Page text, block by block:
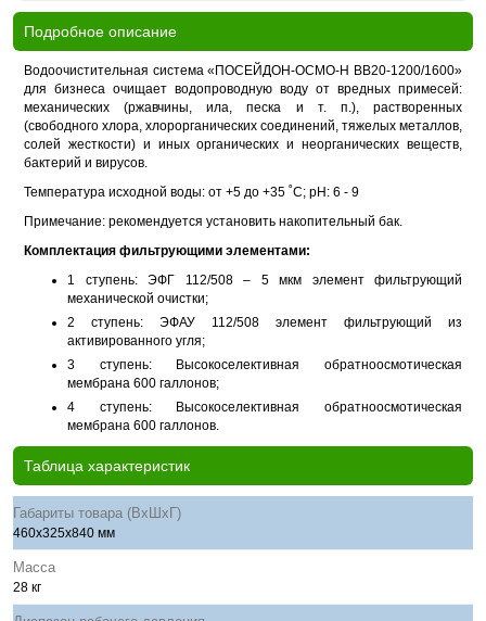
Подробное описание
Водоочистительная система «ПОСЕЙДОН-ОСМО-Н BB20-1200/1600»
для бизнеса очищает водопроводную воду от вредных примесей:
механических (ржавчины, ила, песка и т. п.), растворенных
(свободного хлора, хлорорганических соединений, тяжелых металлов,
солей жесткости) и иных органических и неорганических веществ,
бактерий и вирусов.
Температура исходной воды: от +5 до +35 ˚С; pH: 6 - 9
Примечание: рекомендуется установить накопительный бак.
Комплектация фильтрующими элементами:
1 ступень: ЭФГ 112/508 – 5 мкм элемент фильтрующий
механической очистки;
2 ступень: ЭФАУ 112/508 элемент фильтрующий из
активированного угля;
3 ступень: Высокоселективная обратноосмотическая
мембрана 600 галлонов;
4 ступень: Высокоселективная обратноосмотическая
мембрана 600 галлонов.
Таблица характеристик
Габариты товара (ВхШхГ)
460x325x840 мм
Масса
28 кг